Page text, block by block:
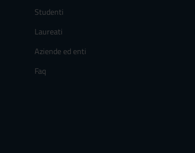
Studenti
Laureati
Aziende ed enti
Faq